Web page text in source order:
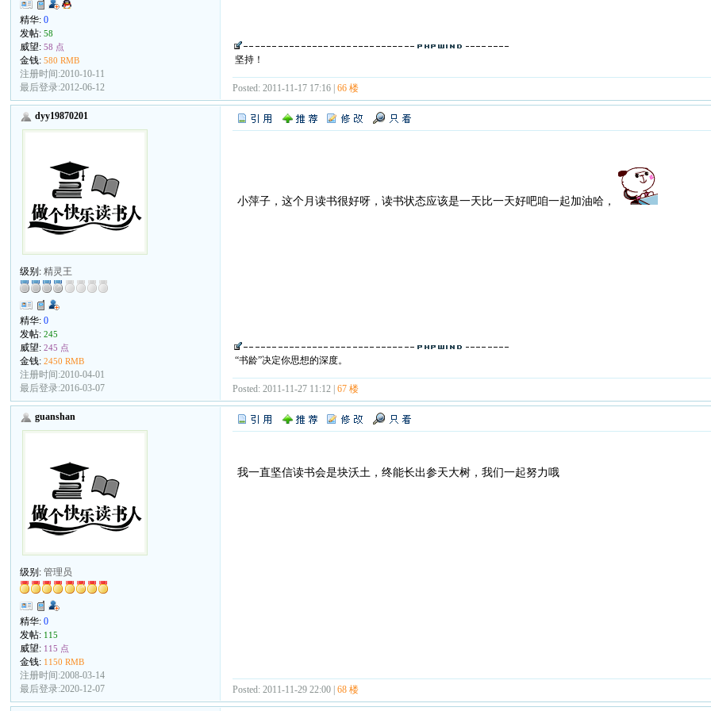
精华:0
发帖:58
威望:58 点
金钱:580 RMB
注册时间:2010-10-11
最后登录:2012-06-12
坚持！
Posted: 2011-11-17 17:16 |66 楼
dyy19870201
级别:精灵王
精华:0
发帖:245
威望:245 点
金钱:2450 RMB
注册时间:2010-04-01
最后登录:2016-03-07
小萍子，这个月读书很好呀，读书状态应该是一天比一天好吧咱一起加油哈，
“书龄”决定你思想的深度。
Posted: 2011-11-27 11:12 |67 楼
guanshan
级别:管理员
精华:0
发帖: 115
威望: 115 点
金钱: 1150 RMB
注册时间:2008-03-14
最后登录:2020-12-07
我一直坚信读书会是块沃土，终能长出参天大树，我们一起努力哦
Posted: 2011-11-29 22:00 |68 楼